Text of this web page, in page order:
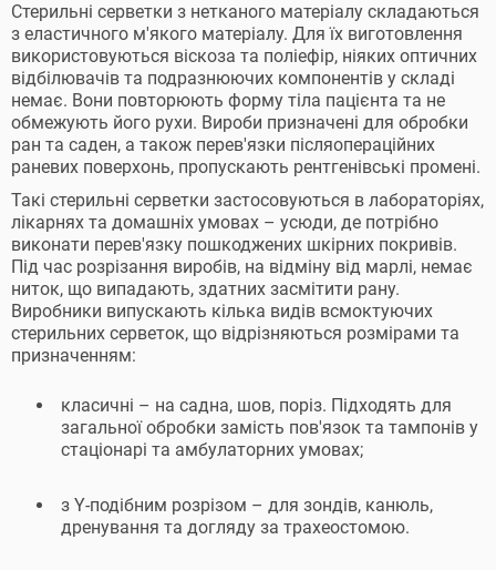
Стерильні серветки з нетканого матеріалу складаються
з еластичного м'якого матеріалу. Для їх виготовлення
використовуються віскоза та поліефір, ніяких оптичних
відбілювачів та подразнюючих компонентів у складі
немає. Вони повторюють форму тіла пацієнта та не
обмежують його рухи. Вироби призначені для обробки
ран та саден, а також перев'язки післяопераційних
раневих поверхонь, пропускають рентгенівські промені.
Такі стерильні серветки застосовуються в лабораторіях,
лікарнях та домашніх умовах – усюди, де потрібно
виконати перев'язку пошкоджених шкірних покривів.
Під час розрізання виробів, на відміну від марлі, немає
ниток, що випадають, здатних засмітити рану.
Виробники випускають кілька видів всмоктуючих
стерильних серветок, що відрізняються розмірами та
призначенням:
класичні – на садна, шов, поріз. Підходять для
загальної обробки замість пов'язок та тампонів у
стаціонарі та амбулаторних умовах;
з Y-подібним розрізом – для зондів, канюль,
дренування та догляду за трахеостомою.